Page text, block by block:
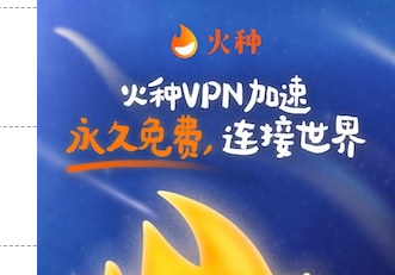
支持[0] 反对
支持